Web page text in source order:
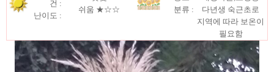
건 :
난이도 :
쉬움 ★☆☆
분류 :
다년생 숙근초로
지역에 따라 보온이
필요함